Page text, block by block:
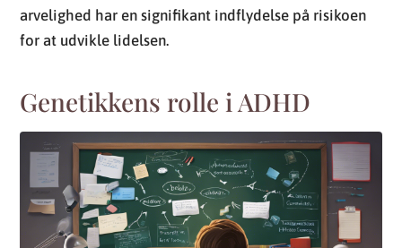
arvelighed har en signifikant indflydelse på risikoen
for at udvikle lidelsen.
Genetikkens rolle i ADHD